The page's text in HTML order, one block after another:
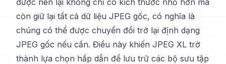
được nén lại không chỉ có kích thước nhỏ hơn mà
còn giữ lại tất cả dữ liệu JPEG gốc, có nghĩa là
chúng có thể được chuyển đổi trở lại định dạng
JPEG gốc nếu cần. Điều này khiến JPEG XL trở
thành lựa chọn hấp dẫn để lưu trữ các bộ sưu tập